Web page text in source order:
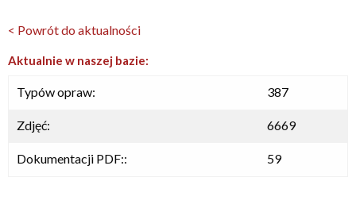
< Powrót do aktualności
Aktualnie w naszej bazie:
Typów opraw: 387
Zdjęć: 6669
Dokumentacji PDF:: 59